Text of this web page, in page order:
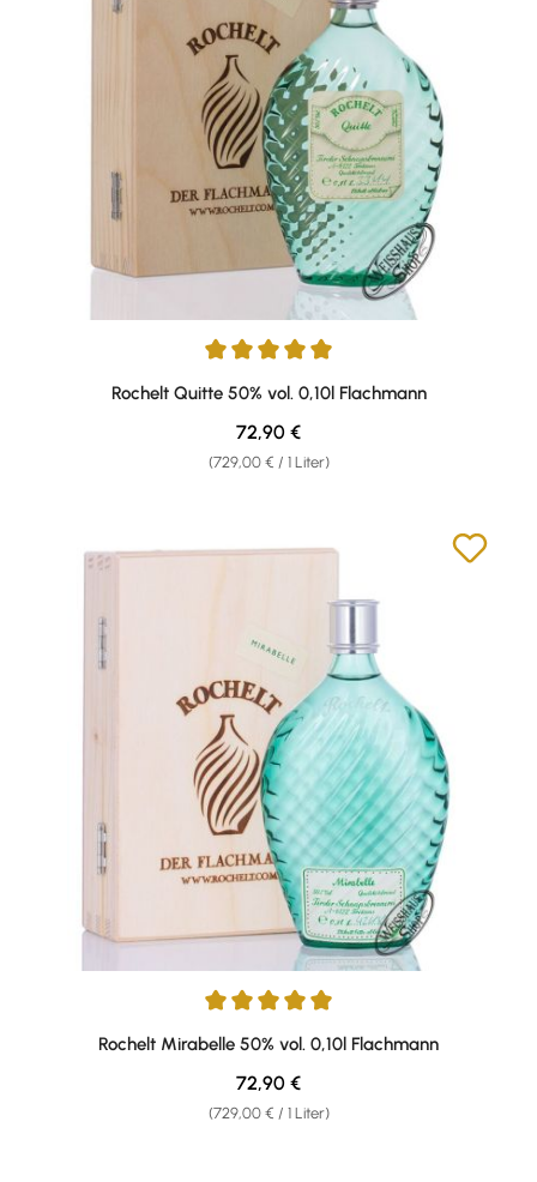
Durchschnittliche Bewertung von 5 von 5 Sternen
Rochelt Quitte 50% vol. 0,10l Flachmann
(729,00 € / 1 Liter)
Regulärer Preis:
72,90 €
Durchschnittliche Bewertung von 5 von 5 Sternen
Rochelt Mirabelle 50% vol. 0,10l Flachmann
(729,00 € / 1 Liter)
Regulärer Preis:
72,90 €